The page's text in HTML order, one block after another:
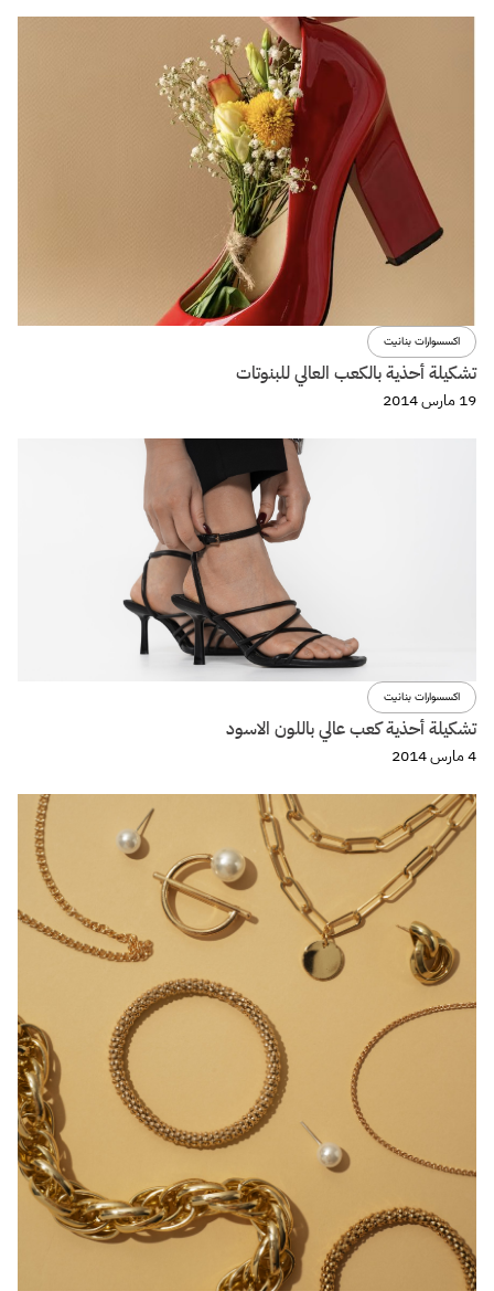
اكسسوارات بنانيت
تشكيلة أحذية بالكعب العالي للبنوتات
19 مارس 2014
اكسسوارات بنانيت
تشكيلة أحذية كعب عالي باللون الاسود
4 مارس 2014